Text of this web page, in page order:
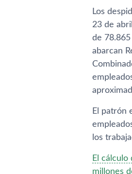
Los
23 de
de
abarcan
El patrón
los
El
millones